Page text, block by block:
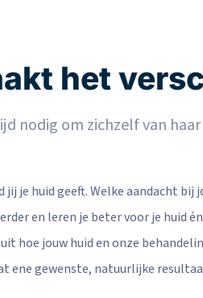
het
nodig om zichzelf van
jij je huid geeft. Welke aandacht bij
en leren je beter voor je huid
hoe jouw huid en onze
ene gewenste, natuurlijke